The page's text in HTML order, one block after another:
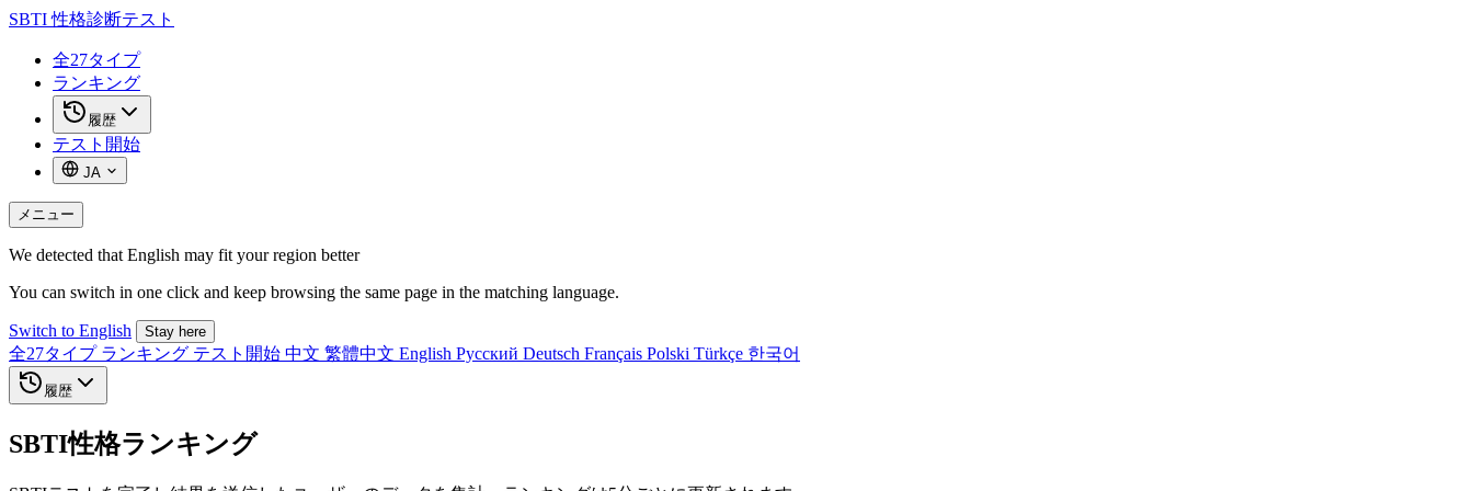
SBTI 性格診断テスト
全27タイプ
ランキング
履歴
テスト開始
JA
メニュー
We detected that English may fit your region better
You can switch in one click and keep browsing the same page in the matching language.
Switch to English Stay here
全27タイプ ランキング テスト開始 中文 繁體中文 English Русский Deutsch Français Polski Türkçe 한국어
履歴
SBTI性格ランキング